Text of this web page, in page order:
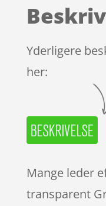
Yderligere
her:
Mange leder
transparent